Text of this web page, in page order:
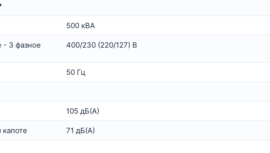
500 кВА
- 3 фазное 400/230 (220/127) В
50 Гц
105 дБ(А)
71 дБ(А)